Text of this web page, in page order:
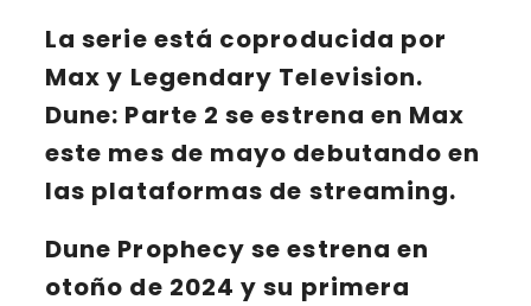
La serie está coproducida por
Max y Legendary Television.
Dune: Parte 2 se estrena en Max
este mes de mayo debutando en
las plataformas de streaming.
Dune Prophecyse estrena en
otoño de 2024 y su primera